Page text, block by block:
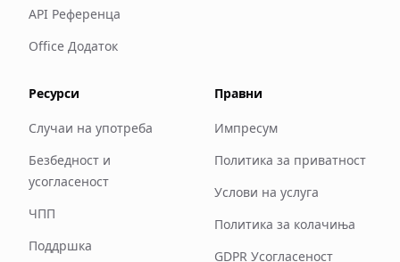
API Референца
Office Додаток
Ресурси
Случаи на употреба
Безбедност и
усогласеност
ЧПП
Поддршка
Правни
Импресум
Политика за приватност
Услови на услуга
Политика за колачиња
GDPR Усогласеност